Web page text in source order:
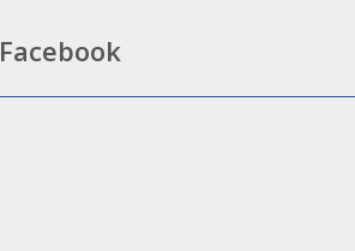
Facebook